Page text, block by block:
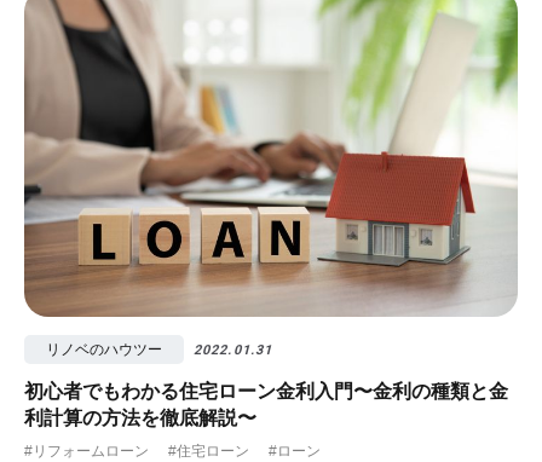
リノベのハウツー 2022.01.31
初心者でもわかる住宅ローン金利入門〜金利の種類と金
利計算の方法を徹底解説〜
#リフォームローン #住宅ローン #ローン